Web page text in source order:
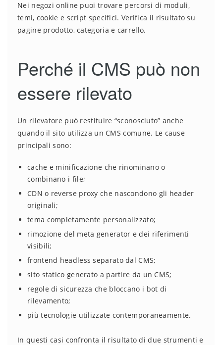
Nei negozi online puoi trovare percorsi di moduli,
temi, cookie e script specifici. Verifica il risultato su
pagine prodotto, categoria e carrello.
Perché il CMS può non
essere rilevato
Un rilevatore può restituire “sconosciuto” anche
quando il sito utilizza un CMS comune. Le cause
principali sono:
cache e minificazione che rinominano o
combinano i file;
CDN o reverse proxy che nascondono gli header
originali;
tema completamente personalizzato;
rimozione del meta generator e dei riferimenti
visibili;
frontend headless separato dal CMS;
sito statico generato a partire da un CMS;
regole di sicurezza che bloccano i bot di
rilevamento;
più tecnologie utilizzate contemporaneamente.
In questi casi confronta il risultato di due strumenti e